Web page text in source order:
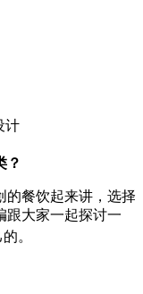
计
？
的餐饮起来讲，选择
跟大家一起探讨一
。